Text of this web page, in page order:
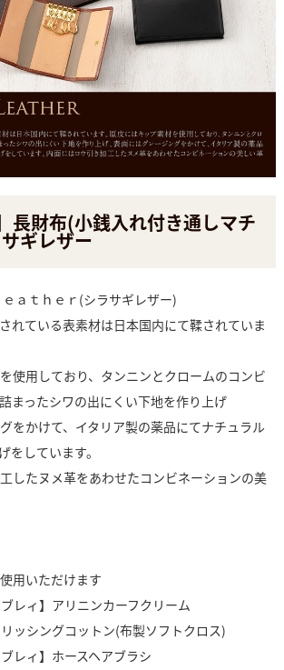
長財布(小銭入れ付き通しマチ
ギレザー
ａｔｈｅｒ(シラサギレザー)
れている表素材は日本国内にて鞣されていま
使用しており、タンニンとクロームのコンビ
まったシワの出にくい下地を作り上げ
をかけて、イタリア製の薬品にてナチュラル
をしています。
したヌメ革をあわせたコンビネーションの美
用いただけます
レィ】アリニンカーフクリーム
リッシングコットン(布製ソフトクロス)
レィ】ホースヘアブラシ